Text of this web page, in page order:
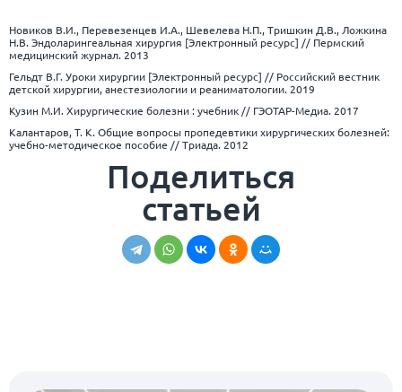
Новиков В.И., Перевезенцев И.А., Шевелева Н.П., Тришкин Д.В., Ложкина
Н.В. Эндоларингеальная хирургия [Электронный ресурс] // Пермский
медицинский журнал. 2013
Гельдт В.Г. Уроки хирургии [Электронный ресурс] // Российский вестник
детской хирургии, анестезиологии и реаниматологии. 2019
Кузин М.И. Хирургические болезни : учебник // ГЭОТАР-Медиа. 2017
Калантаров, Т. К. Общие вопросы пропедевтики хирургических болезней:
учебно-методическое пособие // Триада. 2012
Поделиться
статьей